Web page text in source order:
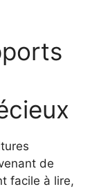
de
facile à lire,